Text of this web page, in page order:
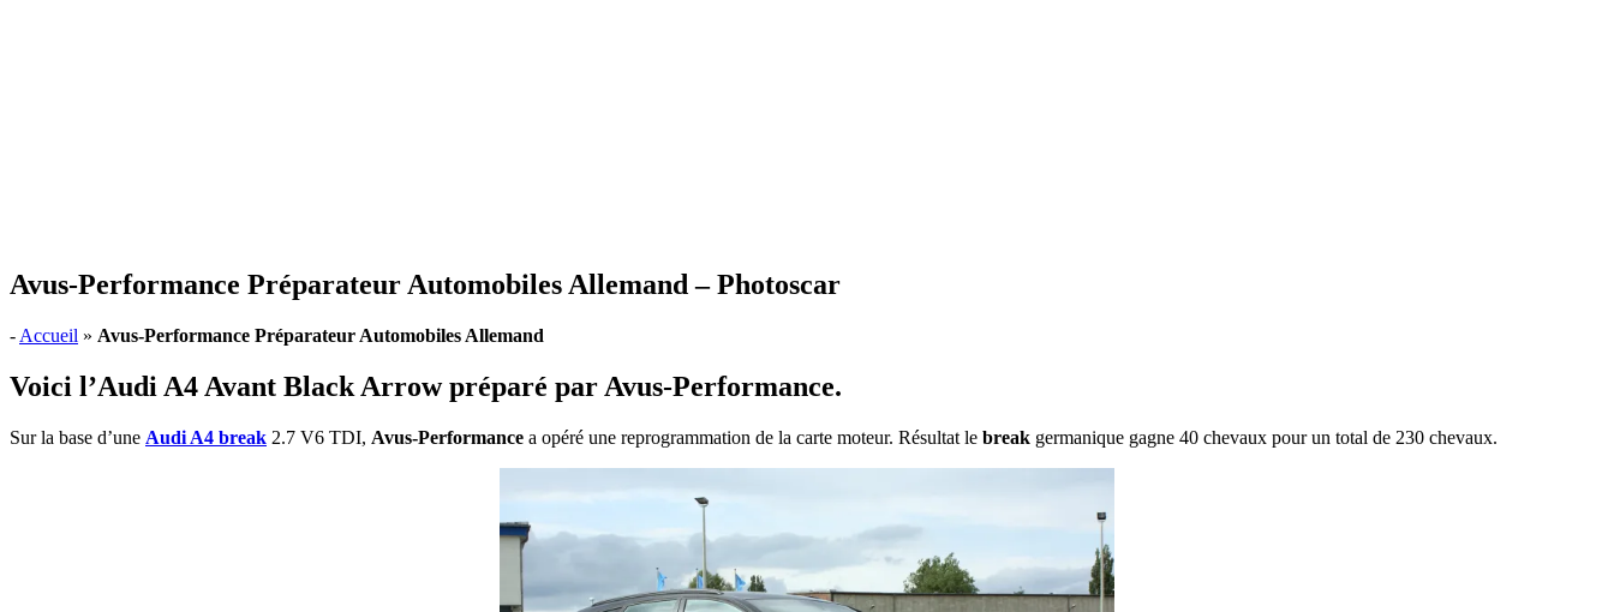
Avus-Performance Préparateur Automobiles Allemand – Photoscar
- Accueil » Avus-Performance Préparateur Automobiles Allemand
Voici l’Audi A4 Avant Black Arrow préparé par Avus-Performance.
Sur la base d’une Audi A4 break 2.7 V6 TDI, Avus-Performance a opéré une reprogrammation de la carte moteur. Résultat le break germanique gagne 40 chevaux pour un total de 230 chevaux.